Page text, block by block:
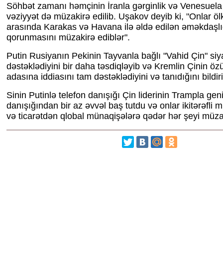
Söhbət zamanı həmçinin İranla gərginlik və
vəziyyət də müzakirə edilib. Uşakov deyib ki, "Onlar
arasında Karakas və Havana ilə əldə edilən
qorunmasını müzakirə ediblər".
Putin Rusiyanın Pekinin Tayvanla bağlı "Vahid Çin"
dəstəklədiyini bir daha təsdiqləyib və Kremlin Çinin
adasına iddiasını tam dəstəklədiyini və tanıdığını
Sinin Putinlə telefon danışığı Çin liderinin Trampla
danışığından bir az əvvəl baş tutdu və onlar ikitərəfli
və ticarətdən qlobal münaqişələrə qədər hər şeyi